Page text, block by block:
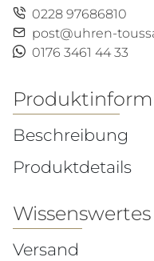
0228 97686810
post@uhren-
0176 3461 44 33
Beschreibung
Produktdetails
Wissenswertes
Versand